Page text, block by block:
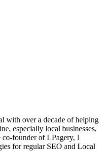
with over a decade of helping
especially local businesses,
co-founder of LPagery, I
for regular SEO and Local